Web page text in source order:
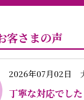
客さまの声
2026年07月02日
丁寧な対応でした